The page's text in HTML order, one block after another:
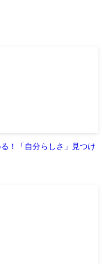
！「自分らしさ」見つけ